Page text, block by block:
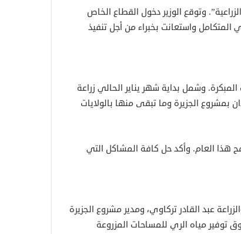
وتوقع الوزير دخول القطاع الخاص
المتكامل واستعانت بخبراء من أجل تنفيذ
وشمل بداية شهر يناير الحالي زراعة
بزيادة أكثر من العام السابق. منها ٤٦٠ ألف فدان بمشروع الجزيرة وما تبقى منها بالولايات
هذا العام. وأكد حل كافة المشاكل التي
عبد القادر تركاوي، ومدير مشروع الجزيرة
توفير مياه الري للمساحات المزروعة